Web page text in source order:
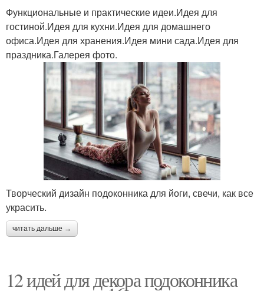
Функциональные и практические идеи.Идея для
гостиной.Идея для кухни.Идея для домашнего
офиса.Идея для хранения.Идея мини сада.Идея для
праздника.Галерея фото.
Творческий дизайн подоконника для йоги, свечи, как все
украсить.
читать дальше →
12 идей для декора подоконника